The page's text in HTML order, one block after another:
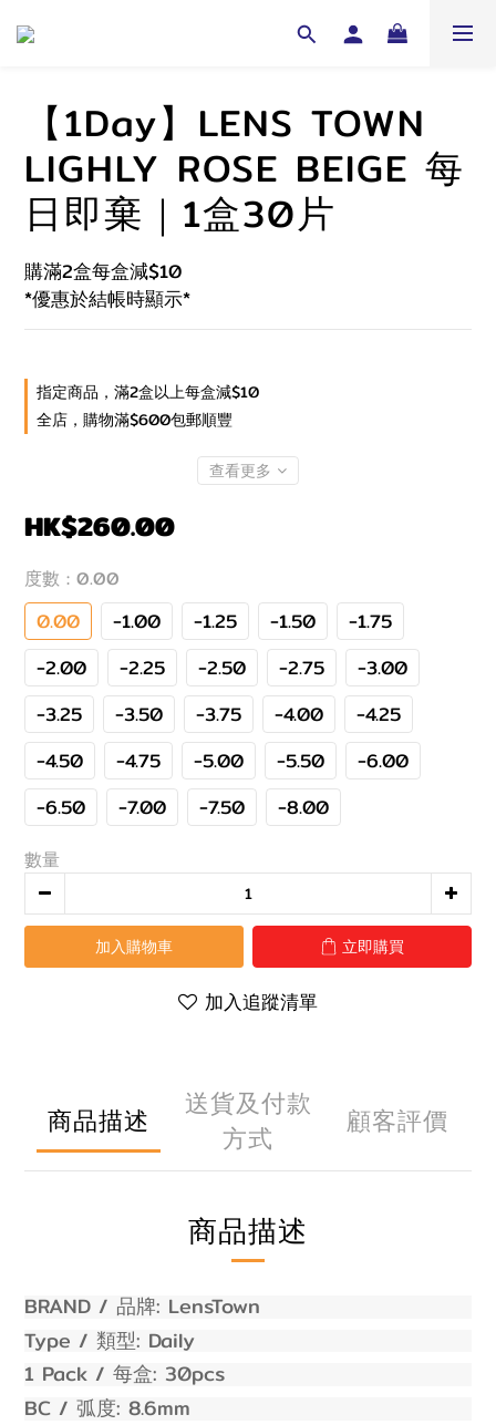
【1Day】LENS TOWN
LIGHLY ROSE BEIGE 每
日即棄｜1盒30片
購滿2盒每盒減$10
*優惠於結帳時顯示*
指定商品，滿2盒以上每盒減$10
全店，購物滿$600包郵順豐
查看更多
HK$260.00
度數 : 0.00
0.00 -1.00 -1.25 -1.50
-1.75
-2.00
-2.25 -2.50 -2.75
-3.00
-3.25
-3.50 -3.75 -4.00
-4.25
-4.50
-4.75 -5.00 -5.50
-6.00
-6.50
-7.00 -7.50 -8.00
數量
加入購物車 立即購買
加入追蹤清單
商品描述
送貨及付款
方式
顧客評價
商品描述
BRAND / 品牌: LensTown
Type / 類型: Daily
1 Pack / 每盒: 30pcs
BC / 弧度: 8.6mm